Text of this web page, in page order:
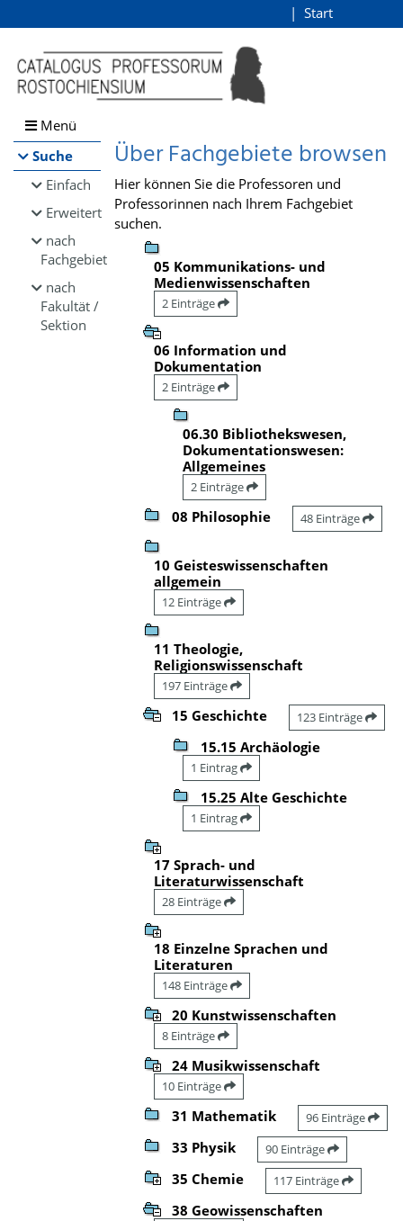
Browsen
direkt zum Inhalt
Start
Menü
Suche
Einfach
Erweitert
nach
Fachgebiet
nach
Fakultät /
Sektion
Über Fachgebiete browsen
Hier können Sie die Professoren und
Professorinnen nach Ihrem Fachgebiet
suchen.
05 Kommunikations- und
Medienwissenschaften
2 Einträge
06 Information und
Dokumentation
2 Einträge
06.30 Bibliothekswesen,
Dokumentationswesen:
Allgemeines
2 Einträge
08 Philosophie 48 Einträge
10 Geisteswissenschaften
allgemein
12 Einträge
11 Theologie,
Religionswissenschaft
197 Einträge
15 Geschichte 123 Einträge
15.15 Archäologie
1 Eintrag
15.25 Alte Geschichte
1 Eintrag
17 Sprach- und
Literaturwissenschaft
28 Einträge
18 Einzelne Sprachen und
Literaturen
148 Einträge
20 Kunstwissenschaften
8 Einträge
24 Musikwissenschaft
10 Einträge
31 Mathematik 96 Einträge
33 Physik 90 Einträge
35 Chemie 117 Einträge
38 Geowissenschaften